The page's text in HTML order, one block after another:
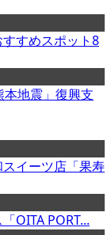
すめスポット8
本地震」復興支
イーツ店「果寿
OITA PORT...